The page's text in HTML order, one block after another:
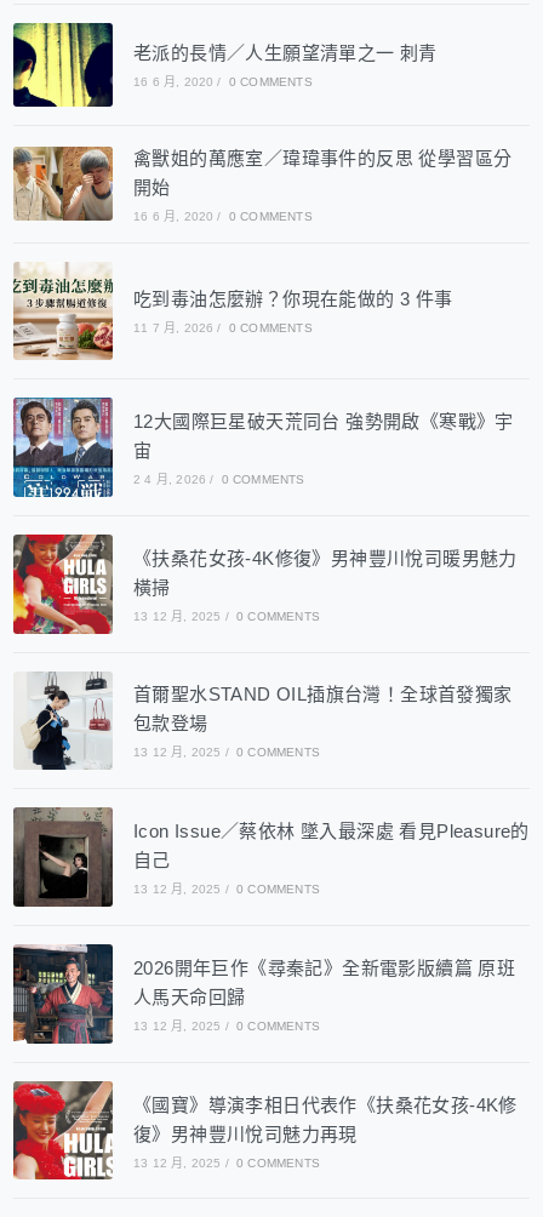
老派的長情／人生願望清單之一 刺青
16 6 月, 2020 / 0 COMMENTS
禽獸姐的萬應室／瑋瑋事件的反思 從學習區分
開始
16 6 月, 2020 / 0 COMMENTS
吃到毒油怎麼辦？你現在能做的 3 件事
11 7 月, 2026 / 0 COMMENTS
12大國際巨星破天荒同台 強勢開啟《寒戰》宇
宙
2 4 月, 2026 / 0 COMMENTS
《扶桑花女孩-4K修復》男神豐川悅司暖男魅力
橫掃
13 12 月, 2025 / 0 COMMENTS
首爾聖水STAND OIL插旗台灣！全球首發獨家
包款登場
13 12 月, 2025 / 0 COMMENTS
Icon Issue／蔡依林 墜入最深處 看見Pleasure的
自己
13 12 月, 2025 / 0 COMMENTS
2026開年巨作《尋秦記》全新電影版續篇 原班
人馬天命回歸
13 12 月, 2025 / 0 COMMENTS
《國寶》導演李相日代表作《扶桑花女孩-4K修
復》男神豐川悅司魅力再現
13 12 月, 2025 / 0 COMMENTS